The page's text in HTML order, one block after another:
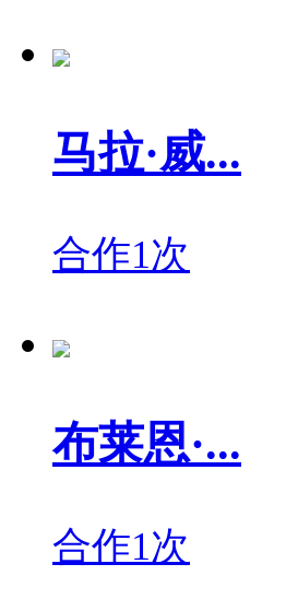
马拉·威...
合作1次
布莱恩·...
合作1次